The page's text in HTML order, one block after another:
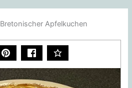
Bretonischer Apfelkuchen